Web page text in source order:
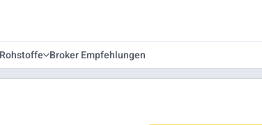
Rohstoffe Broker Empfehlungen